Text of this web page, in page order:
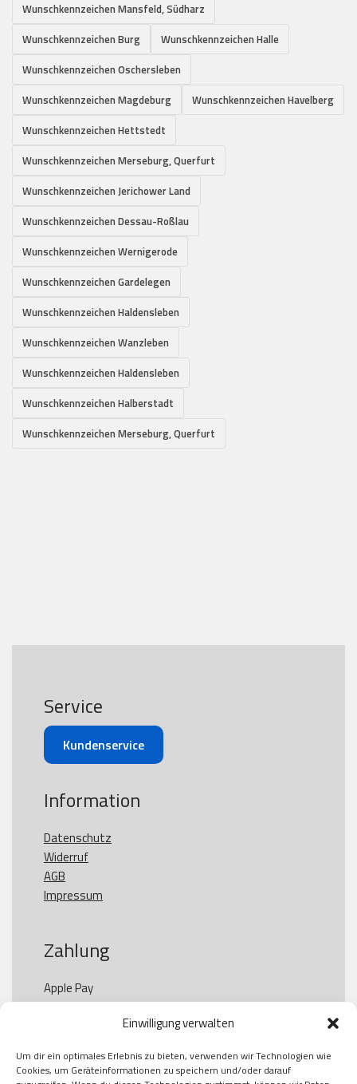
Einwilligung verwalten
Um dir ein optimales Erlebnis zu bieten, verwenden wir Technologien wie
Cookies, um Geräteinformationen zu speichern und/oder darauf
Wunschkennzeichen Mansfeld, Südharz
Wunschkennzeichen Burg
Wunschkennzeichen Halle
Wunschkennzeichen Oschersleben
Wunschkennzeichen Magdeburg
Wunschkennzeichen Havelberg
Wunschkennzeichen Hettstedt
Wunschkennzeichen Merseburg, Querfurt
Wunschkennzeichen Jerichower Land
Wunschkennzeichen Dessau-Roßlau
Wunschkennzeichen Wernigerode
Wunschkennzeichen Gardelegen
Wunschkennzeichen Haldensleben
Wunschkennzeichen Wanzleben
Wunschkennzeichen Haldensleben
Wunschkennzeichen Halberstadt
Wunschkennzeichen Merseburg, Querfurt
Service
Kundenservice
Information
Datenschutz
Widerruf
AGB
Impressum
Zahlung
Apple Pay
Paypal
Kauf auf Rechung